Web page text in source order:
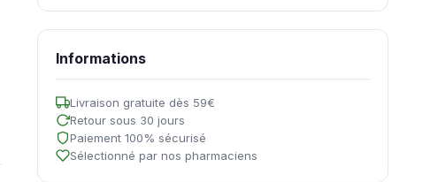
Informations
Livraison gratuite dès 59€
Retour sous 30 jours
Paiement 100% sécurisé
Sélectionné par nos pharmaciens